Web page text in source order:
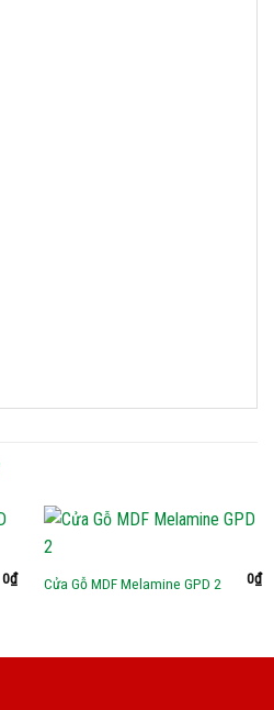
0₫ Cửa Gỗ MDF Melamine GPD 2 0₫